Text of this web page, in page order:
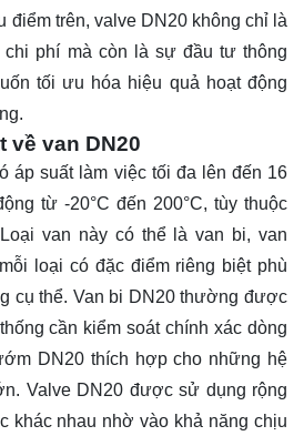
điểm trên, valve DN20 không chỉ là
chi phí mà còn là sự đầu tư thông
tối ưu hóa hiệu quả hoạt động
về van DN20
áp suất làm việc tối đa lên đến 16
từ -20°C đến 200°C, tùy thuộc
van này có thể là van bi, van
loại có đặc điểm riêng biệt phù
cụ thể. Van bi DN20 thường được
cần kiểm soát chính xác dòng
DN20 thích hợp cho những hệ
Valve DN20 được sử dụng rộng
khác nhau nhờ vào khả năng chịu